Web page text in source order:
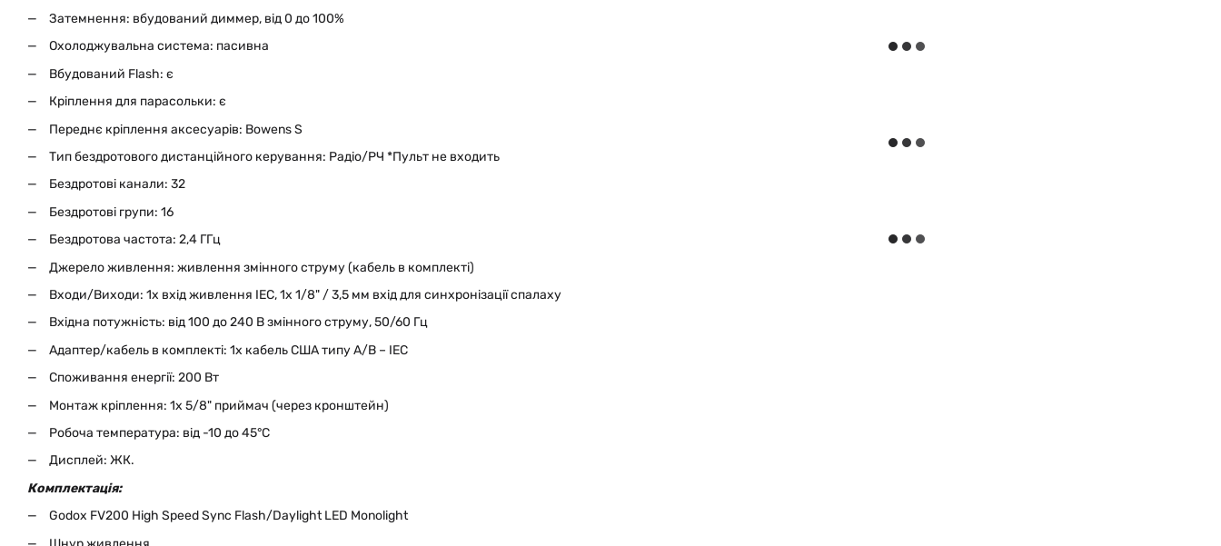
Затемнення: вбудований диммер, від 0 до 100%
Охолоджувальна система: пасивна
Вбудований Flash: є
Кріплення для парасольки: є
Переднє кріплення аксесуарів: Bowens S
Тип бездротового дистанційного керування: Радіо/РЧ *Пульт не входить
Бездротові канали: 32
Бездротові групи: 16
Бездротова частота: 2,4 ГГц
Джерело живлення: живлення змінного струму (кабель в комплекті)
Входи/Виходи: 1х вхід живлення IEC, 1x 1/8" / 3,5 мм вхід для синхронізації спалаху
Вхідна потужність: від 100 до 240 В змінного струму, 50/60 Гц
Адаптер/кабель в комплекті: 1х кабель США типу A/B – IEC
Споживання енергії: 200 Вт
Монтаж кріплення: 1x 5/8" приймач (через кронштейн)
Робоча температура: від -10 до 45°C
Дисплей: ЖК.
Комплектація:
Godox FV200 High Speed ​​Sync Flash/Daylight LED Monolight